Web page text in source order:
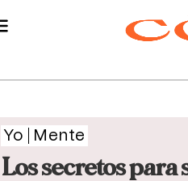
Yo Mente
Los secretos